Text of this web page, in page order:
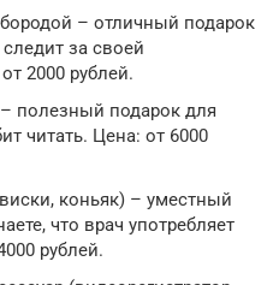
– отличный подарок
за своей
2000 рублей.
полезный подарок для
читать. Цена: от 6000
коньяк) – уместный
что врач употребляет
рублей.